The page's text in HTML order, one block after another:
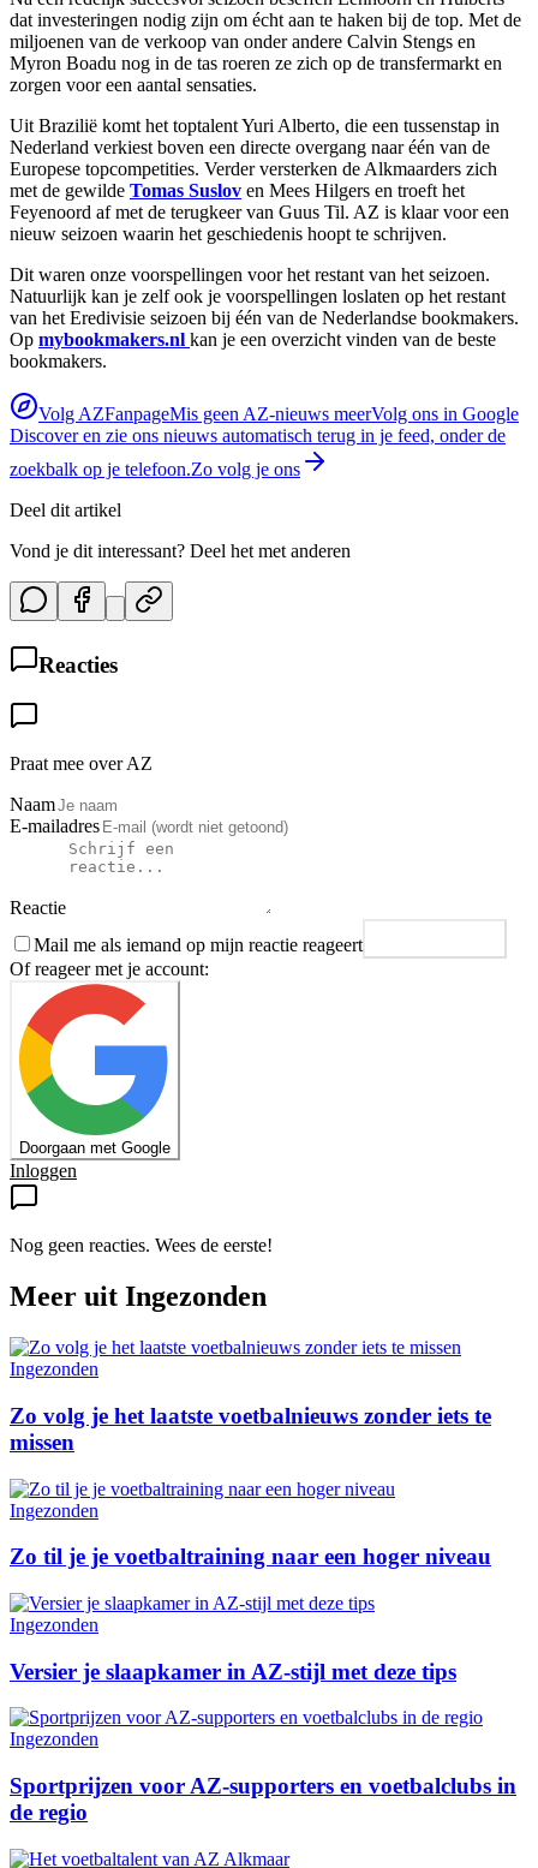
dat investeringen nodig zijn om écht aan te haken bij de top. Met de
miljoenen van de verkoop van onder andere Calvin Stengs en
Myron Boadu nog in de tas roeren ze zich op de transfermarkt en
zorgen voor een aantal sensaties.
Uit Brazilië komt het toptalent Yuri Alberto, die een tussenstap in
Nederland verkiest boven een directe overgang naar één van de
Europese topcompetities. Verder versterken de Alkmaarders zich
met de gewilde Tomas Suslov en Mees Hilgers en troeft het
Feyenoord af met de terugkeer van Guus Til. AZ is klaar voor een
nieuw seizoen waarin het geschiedenis hoopt te schrijven.
Dit waren onze voorspellingen voor het restant van het seizoen.
Natuurlijk kan je zelf ook je voorspellingen loslaten op het restant
van het Eredivisie seizoen bij één van de Nederlandse bookmakers.
Op mybookmakers.nl kan je een overzicht vinden van de beste
bookmakers.
Volg AZFanpageMis geen AZ-nieuws meerVolg ons in Google
Discover en zie ons nieuws automatisch terug in je feed, onder de
zoekbalk op je telefoon.Zo volg je ons
Deel dit artikel
Vond je dit interessant? Deel het met anderen
Reacties
Praat mee over AZ
Naam
E-mailadres
Reactie
Mail me als iemand op mijn reactie reageert
Of reageer met je account:
Doorgaan met Google
Inloggen
Nog geen reacties. Wees de eerste!
Meer uit Ingezonden
Ingezonden
Zo volg je het laatste voetbalnieuws zonder iets te
missen
Ingezonden
Zo til je je voetbaltraining naar een hoger niveau
Ingezonden
Versier je slaapkamer in AZ-stijl met deze tips
Ingezonden
Sportprijzen voor AZ-supporters en voetbalclubs in
de regio